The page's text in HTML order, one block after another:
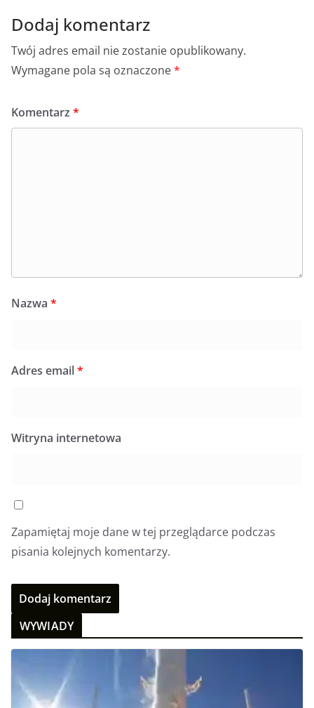
Dodaj komentarz
Twój adres email nie zostanie opublikowany.
Wymagane pola są oznaczone*
Komentarz *
Nazwa *
Adres email*
Witryna internetowa
Zapamiętaj moje dane w tej przeglądarce podczas
pisania kolejnych komentarzy.
WYWIADY